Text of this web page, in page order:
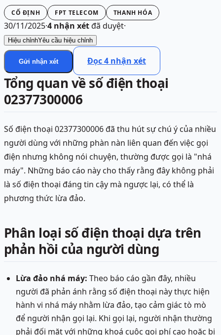
CỐ ĐỊNH FPT TELECOM THANH HÓA
30/11/2025·4 nhận xétđã duyệt·
Hiệu chỉnhYêu cầu hiệu chỉnh
Gửi nhận xét Đọc4 nhận xét
Tổng quan về số điện thoại
02377300006
Số điện thoại 02377300006 đã thu hút sự chú ý của nhiều
người dùng với những phàn nàn liên quan đến việc gọi
điện nhưng không nói chuyện, thường được gọi là "nhá
máy". Những báo cáo này cho thấy rằng đây không phải
là số điện thoại đáng tin cậy mà ngược lại, có thể là
phương thức lừa đảo.
Phân loại số điện thoại dựa trên
phản hồi của người dùng
Lừa đảo nhá máy: Theo báo cáo gần đây, nhiều
người đã phản ánh rằng số điện thoại này thực hiện
hành vi nhá máy nhằm lừa đảo, tạo cảm giác tò mò
để người nhận gọi lại. Khi gọi lại, người nhận thường
phải đối mặt với những khoá cuộc gọi phí cao hoặc bị